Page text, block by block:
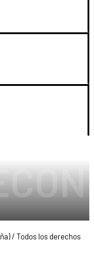
/ Todos los derechos